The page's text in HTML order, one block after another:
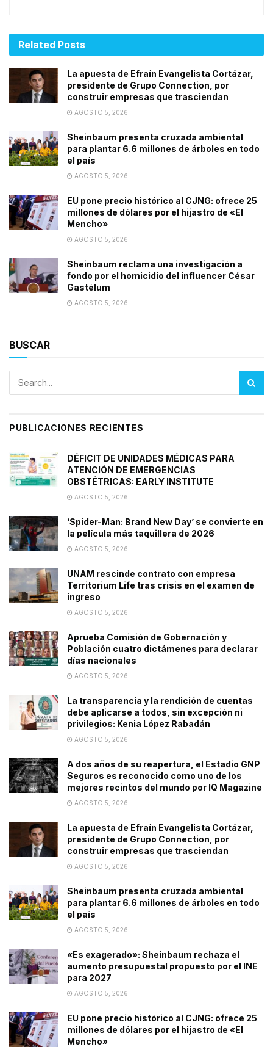
Related Posts
La apuesta de Efraín Evangelista Cortázar,
presidente de Grupo Connection, por
construir empresas que trasciendan
AGOSTO 5, 2026
Sheinbaum presenta cruzada ambiental
para plantar 6.6 millones de árboles en todo
el país
AGOSTO 5, 2026
EU pone precio histórico al CJNG: ofrece 25
millones de dólares por el hijastro de «El
Mencho»
AGOSTO 5, 2026
Sheinbaum reclama una investigación a
fondo por el homicidio del influencer César
Gastélum
AGOSTO 5, 2026
BUSCAR
PUBLICACIONES RECIENTES
DÉFICIT DE UNIDADES MÉDICAS PARA
ATENCIÓN DE EMERGENCIAS
OBSTÉTRICAS: EARLY INSTITUTE
AGOSTO 5, 2026
‘Spider-Man: Brand New Day’ se convierte en
la película más taquillera de 2026
AGOSTO 5, 2026
UNAM rescinde contrato con empresa
Territorium Life tras crisis en el examen de
ingreso
AGOSTO 5, 2026
Aprueba Comisión de Gobernación y
Población cuatro dictámenes para declarar
días nacionales
AGOSTO 5, 2026
La transparencia y la rendición de cuentas
debe aplicarse a todos, sin excepción ni
privilegios: Kenia López Rabadán
AGOSTO 5, 2026
A dos años de su reapertura, el Estadio GNP
Seguros es reconocido como uno de los
mejores recintos del mundo por IQ Magazine
AGOSTO 5, 2026
La apuesta de Efraín Evangelista Cortázar,
presidente de Grupo Connection, por
construir empresas que trasciendan
AGOSTO 5, 2026
Sheinbaum presenta cruzada ambiental
para plantar 6.6 millones de árboles en todo
el país
AGOSTO 5, 2026
«Es exagerado»: Sheinbaum rechaza el
aumento presupuestal propuesto por el INE
para 2027
AGOSTO 5, 2026
EU pone precio histórico al CJNG: ofrece 25
millones de dólares por el hijastro de «El
Mencho»